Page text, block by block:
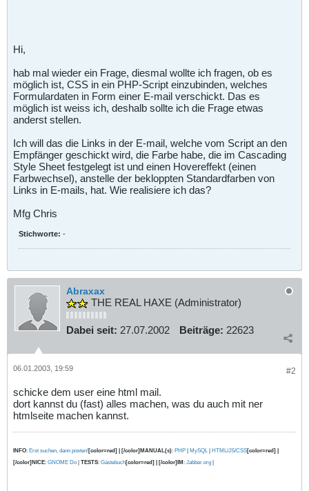
Hi,
hab mal wieder ein Frage, diesmal wollte ich fragen, ob es
möglich ist, CSS in ein PHP-Script einzubinden, welches
Formulardaten in Form einer E-mail verschickt. Das es
möglich ist weiss ich, deshalb sollte ich die Frage etwas
anderst stellen.
Ich will das die Links in der E-mail, welche vom Script an den
Empfänger geschickt wird, die Farbe habe, die im Cascading
Style Sheet festgelegt ist und einen Hovereffekt (einen
Farbwechsel), anstelle der bekloppten Standardfarben von
Links in E-mails, hat. Wie realisiere ich das?
Mfg Chris
Stichworte: -
Abraxax
THE REAL HAXE (Administrator)
Dabei seit: 27.07.2002 Beiträge: 22623
#2
06.01.2003, 19:59
schicke dem user eine html mail.
dort kannst du (fast) alles machen, was du auch mit ner
htmlseite machen kannst.
INFO: Erst suchen, dann posten![color=red] | [/color]MANUAL(s): PHP | MySQL | HTML/JS/CSS[color=red] |
[/color]NICE: GNOME Do | TESTS: Gästebuch[color=red] | [/color]IM: Jabber.org |